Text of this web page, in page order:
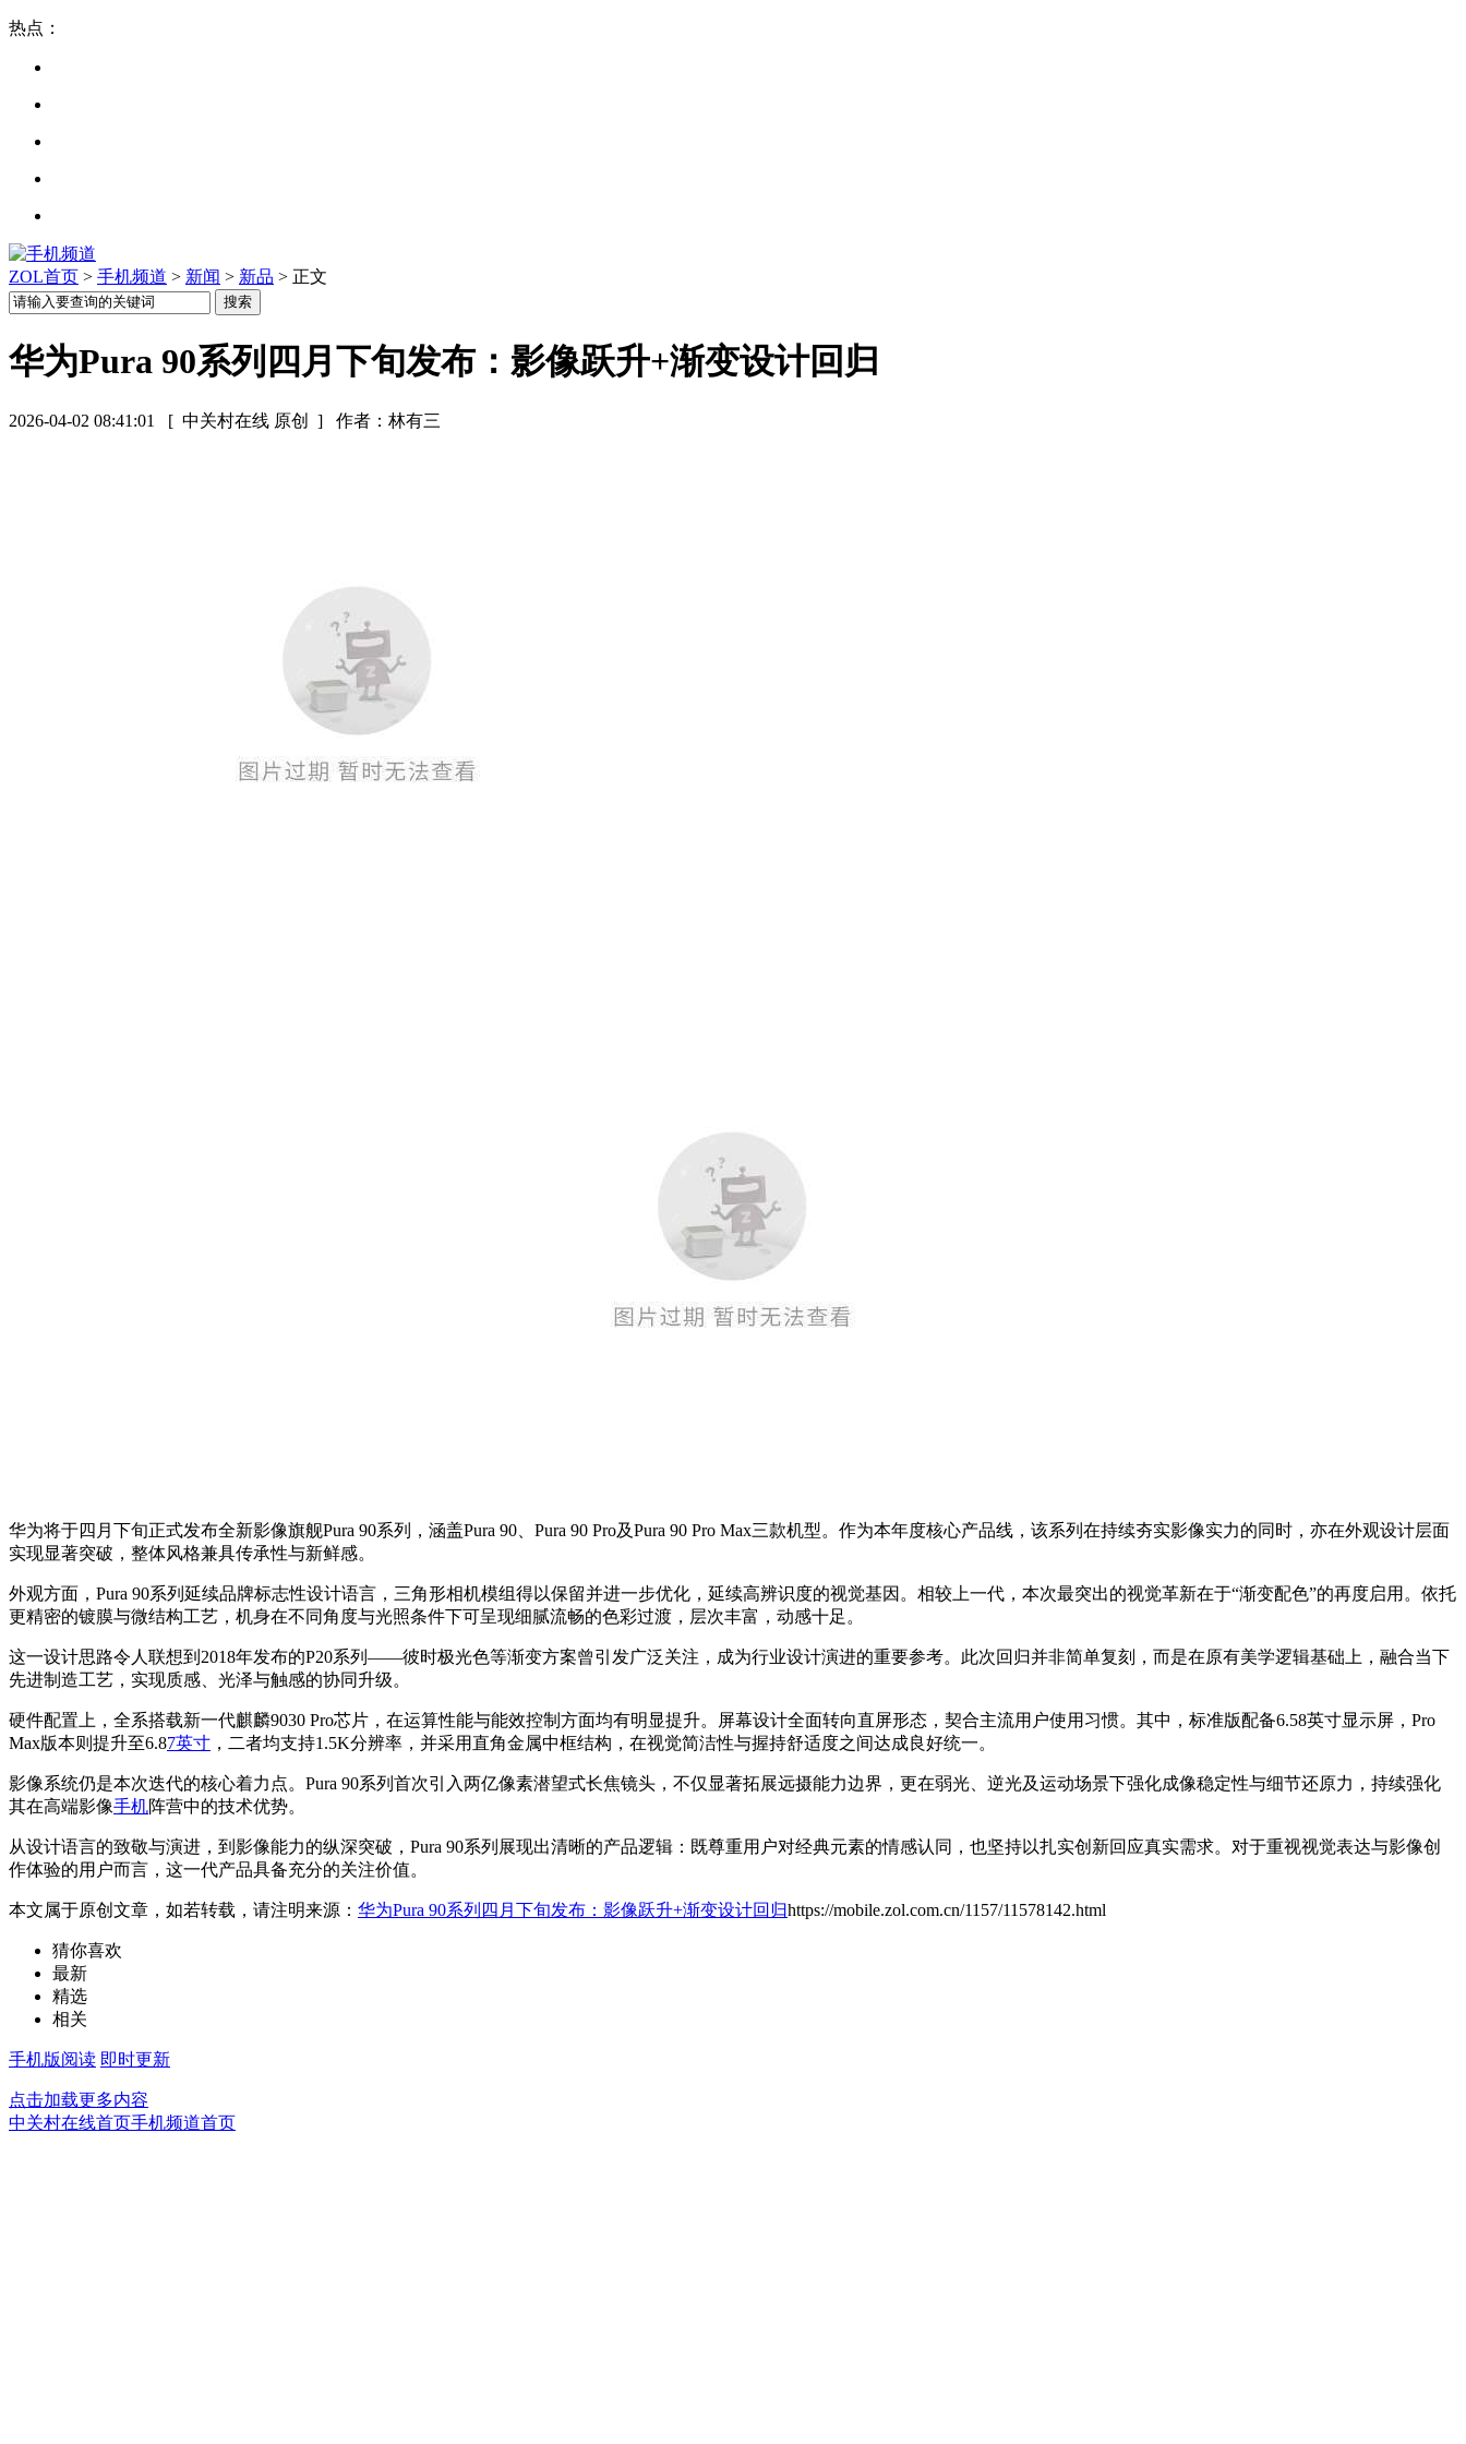
热点：
ZOL首页 > 手机频道 > 新闻 > 新品 > 正文
华为Pura 90系列四月下旬发布：影像跃升+渐变设计回归
2026-04-02 08:41:01 [ 中关村在线 原创 ] 作者：林有三
华为将于四月下旬正式发布全新影像旗舰Pura 90系列，涵盖Pura 90、Pura 90 Pro及Pura 90 Pro Max三款机型。作为本年度核心产品线，该系列在持续夯实影像实力的同时，亦在外观设计层面
实现显著突破，整体风格兼具传承性与新鲜感。
外观方面，Pura 90系列延续品牌标志性设计语言，三角形相机模组得以保留并进一步优化，延续高辨识度的视觉基因。相较上一代，本次最突出的视觉革新在于“渐变配色”的再度启用。依托
更精密的镀膜与微结构工艺，机身在不同角度与光照条件下可呈现细腻流畅的色彩过渡，层次丰富，动感十足。
这一设计思路令人联想到2018年发布的P20系列——彼时极光色等渐变方案曾引发广泛关注，成为行业设计演进的重要参考。此次回归并非简单复刻，而是在原有美学逻辑基础上，融合当下
先进制造工艺，实现质感、光泽与触感的协同升级。
硬件配置上，全系搭载新一代麒麟9030 Pro芯片，在运算性能与能效控制方面均有明显提升。屏幕设计全面转向直屏形态，契合主流用户使用习惯。其中，标准版配备6.58英寸显示屏，Pro
Max版本则提升至6.87英寸 ，二者均支持1.5K分辨率，并采用直角金属中框结构，在视觉简洁性与握持舒适度之间达成良好统一。
影像系统仍是本次迭代的核心着力点。Pura 90系列首次引入两亿像素潜望式长焦镜头，不仅显著拓展远摄能力边界，更在弱光、逆光及运动场景下强化成像稳定性与细节还原力，持续强化
其在高端影像手机阵营中的技术优势。
从设计语言的致敬与演进，到影像能力的纵深突破，Pura 90系列展现出清晰的产品逻辑：既尊重用户对经典元素的情感认同，也坚持以扎实创新回应真实需求。对于重视视觉表达与影像创
作体验的用户而言，这一代产品具备充分的关注价值。
本文属于原创文章，如若转载，请注明来源： 华为Pura 90系列四月下旬发布：影像跃升+渐变设计回归https://mobile.zol.com.cn/1157/11578142.html
猜你喜欢
最新
精选
相关
手机版阅读 即时更新
点击加载更多内容
中关村在线首页手机频道首页